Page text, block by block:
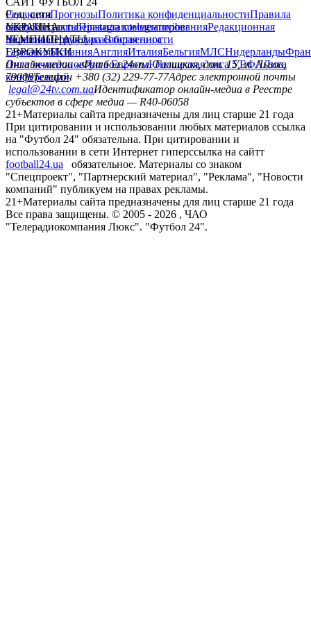
РедакцияПрогнозыПолитика конфиденциальностиПравила
сайтуКонтактыПравила комментированияРедакционная
политикаСтруктура собственности
Соц. сети
facebookxyoutubeinstagramtelegramviber
УКРАИНА
УкраинаПервая лигаВторая лига
ЧЕМПИОНАТЫ
ГерманияИспанияАнглияИталияБельгияМЛСНидерланды
ЕВРОКУБКИ
Лига чемпионовЛига ЕвропыЮношеская лига УЕФАЛига
конференций
Онлайн-медиа «Футбол 24»пл. Галицкая, дом. 15, м. Львов,
79008Телефон +380 (32) 229-77-77Адрес электронной почты
legal@24tv.com.uaИдентификатор онлайн-медиа в Реестре
субъектов в сфере медиа — R40-06058
21+Материалы сайта предназначены для лиц старше 21 года
При цитировании и использовании любых материалов ссылка
на "Футбол 24" обязательна. При цитировании и
использовании в сети Интернет гиперссылка на сайтт
football24.ua
обязательное. Материалы со знаком
"Спецпроект", "Партнерский материал", "Реклама", "Новости
компаний" публикуем на правах рекламы.
21+Материалы сайта предназначены для лиц старше 21 года
Все права защищены. © 2005 - 2026 , ЧАО
"Телерадиокомпания Люкс". "Футбол 24".